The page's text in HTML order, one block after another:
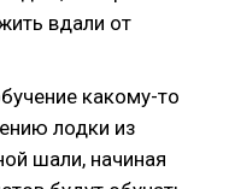
вдали от
какому-то
лодки из
шали, начиная